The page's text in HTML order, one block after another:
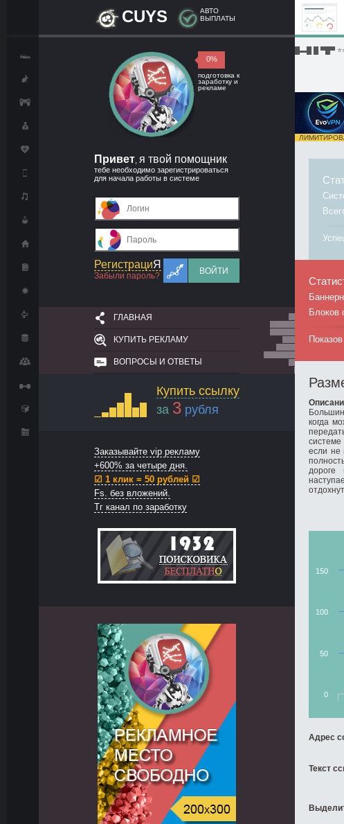
CUYS
АВТО
ВЫПЛАТЫ
0%
подготовка к
заработку и
рекламе
Привет я твой помощник
тебе необходимо зарегистрироваться
для начала работы в системе
РегистрациЯ
Забыли пароль?
ВОЙТИ
ГЛАВНАЯ
КУПИТЬ РЕКЛАМУ
ВОПРОСЫ И ОТВЕТЫ
Купить ссылку
за 3 рубля
Заказывайте vip рекламу
+600% за четыре дня.
☑ 1 клик = 50 рублей ☑
Fs. без вложений.
Тг канал по заработку
█▬█ █ ▀█▀
Блоков
когда
если не
дороге
0
50
100
150
Адрес
Текст